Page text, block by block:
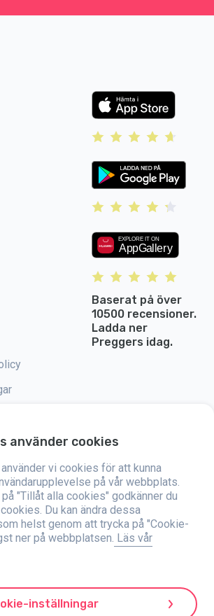
Baserat på över
10500 recensioner.
Ladda ner
Preggers idag.
skapades av det svenska företaget Stroller AB år
är att göra föräldraskapet enklare för blivande och
hela världen. Med hjälp av ett mångsidigt team och
har de utvecklat användarvänliga appar som
miljoner människor. Preggers erbjuder en unik 3D-
få uppdateringar, tips och verktyg som är
i graviditeten. Appen stöder också nyblivna
praktiska råd om att ta hand om nyfödda och en
vardagen med. Preggers värdesätter
och stödjer olika typer av familjer. Appen har
till att vara innovativa och att utöka sina
föräldrarnas föränderliga behov.
använder cookies
vi cookies för att kunna
på vår webbplats.
"Tillåt alla cookies" godkänner du
Du kan ändra dessa
helst genom att trycka på "Cookie-
ner på webbplatsen. Läs vår
inställningar